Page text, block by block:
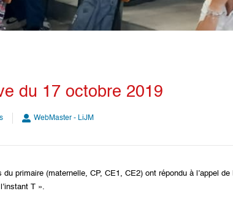
du 17 octobre 2019
WebMaster - LiJM
primaire (maternelle, CP, CE1, CE2) ont répondu à l’appel de
T ».